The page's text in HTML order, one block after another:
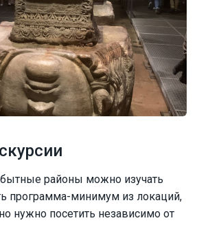
районы можно изучать
программа-минимум из локаций,
нужно посетить независимо от